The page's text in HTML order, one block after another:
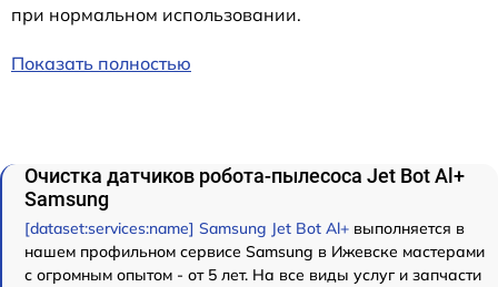
при нормальном использовании.
Показать полностью
Очистка датчиков робота-пылесоса Jet Bot Al+
Samsung
[dataset:services:name] Samsung Jet Bot Al+ выполняется в
нашем профильном сервисе Samsung в Ижевске мастерами
с огромным опытом - от 5 лет. На все виды услуг и запчасти